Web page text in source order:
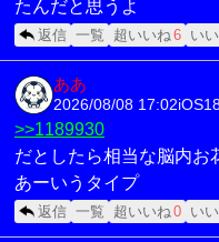
たんだと思うよ
返信 一覧 超いいね6 い
ああ
2026/08/08 17:02
>>1189930
だとしたら相当な脳内お
あーいうタイプ
返信 一覧 超いいね0 い